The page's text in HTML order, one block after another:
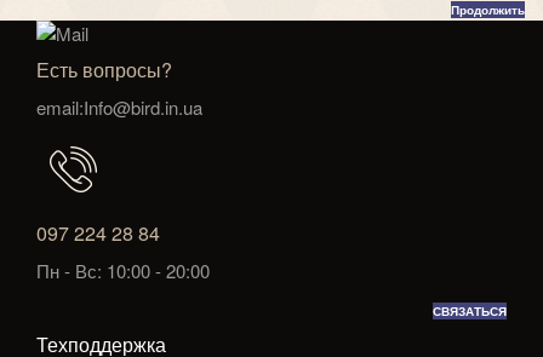
Продолжить
Есть вопросы?
email:Info@bird.in.ua
097 224 28 84
Пн - Вс: 10:00 - 20:00
СВЯЗАТЬСЯ
Техподдержка